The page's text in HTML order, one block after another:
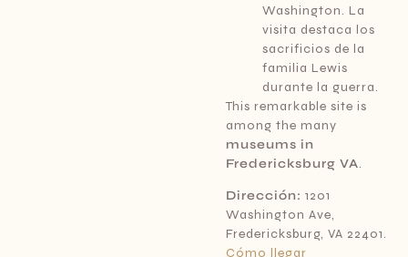
Washington. La
visita destaca los
sacrificios de la
familia Lewis
durante la guerra.
This remarkable site is
among the many
museums in
Fredericksburg VA.
Dirección:1201
Washington Ave,
Fredericksburg, VA 22401.
Cómo llegar